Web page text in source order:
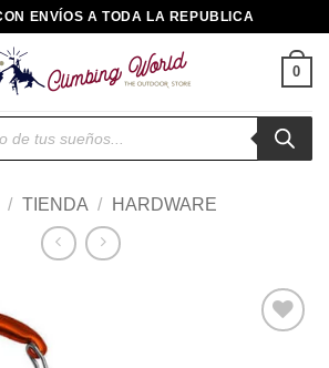
ENVÍOS A TODA LA REPUBLICA
0
/ TIENDA / HARDWARE